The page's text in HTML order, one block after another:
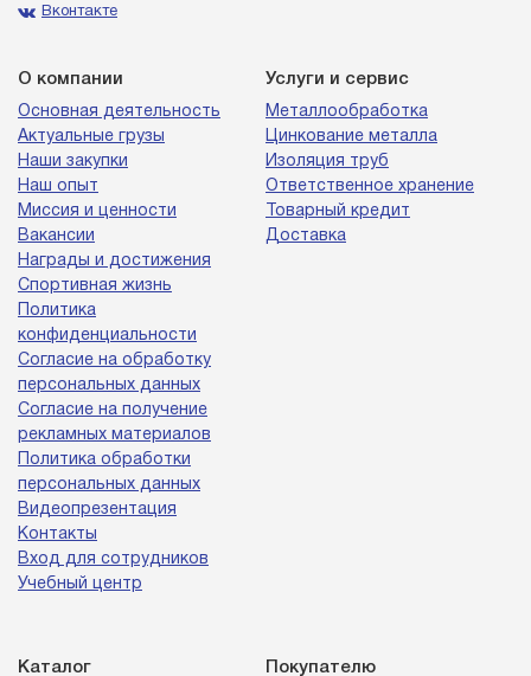
Вконтакте
О компании
Основная деятельность
Актуальные грузы
Наши закупки
Наш опыт
Миссия и ценности
Вакансии
Награды и достижения
Спортивная жизнь
Политика
конфиденциальности
Согласие на обработку
персональных данных
Согласие на получение
рекламных материалов
Политика обработки
персональных данных
Видеопрезентация
Контакты
Вход для сотрудников
Учебный центр
Услуги и сервис
Металлообработка
Цинкование металла
Изоляция труб
Ответственное хранение
Товарный кредит
Доставка
Каталог Покупателю